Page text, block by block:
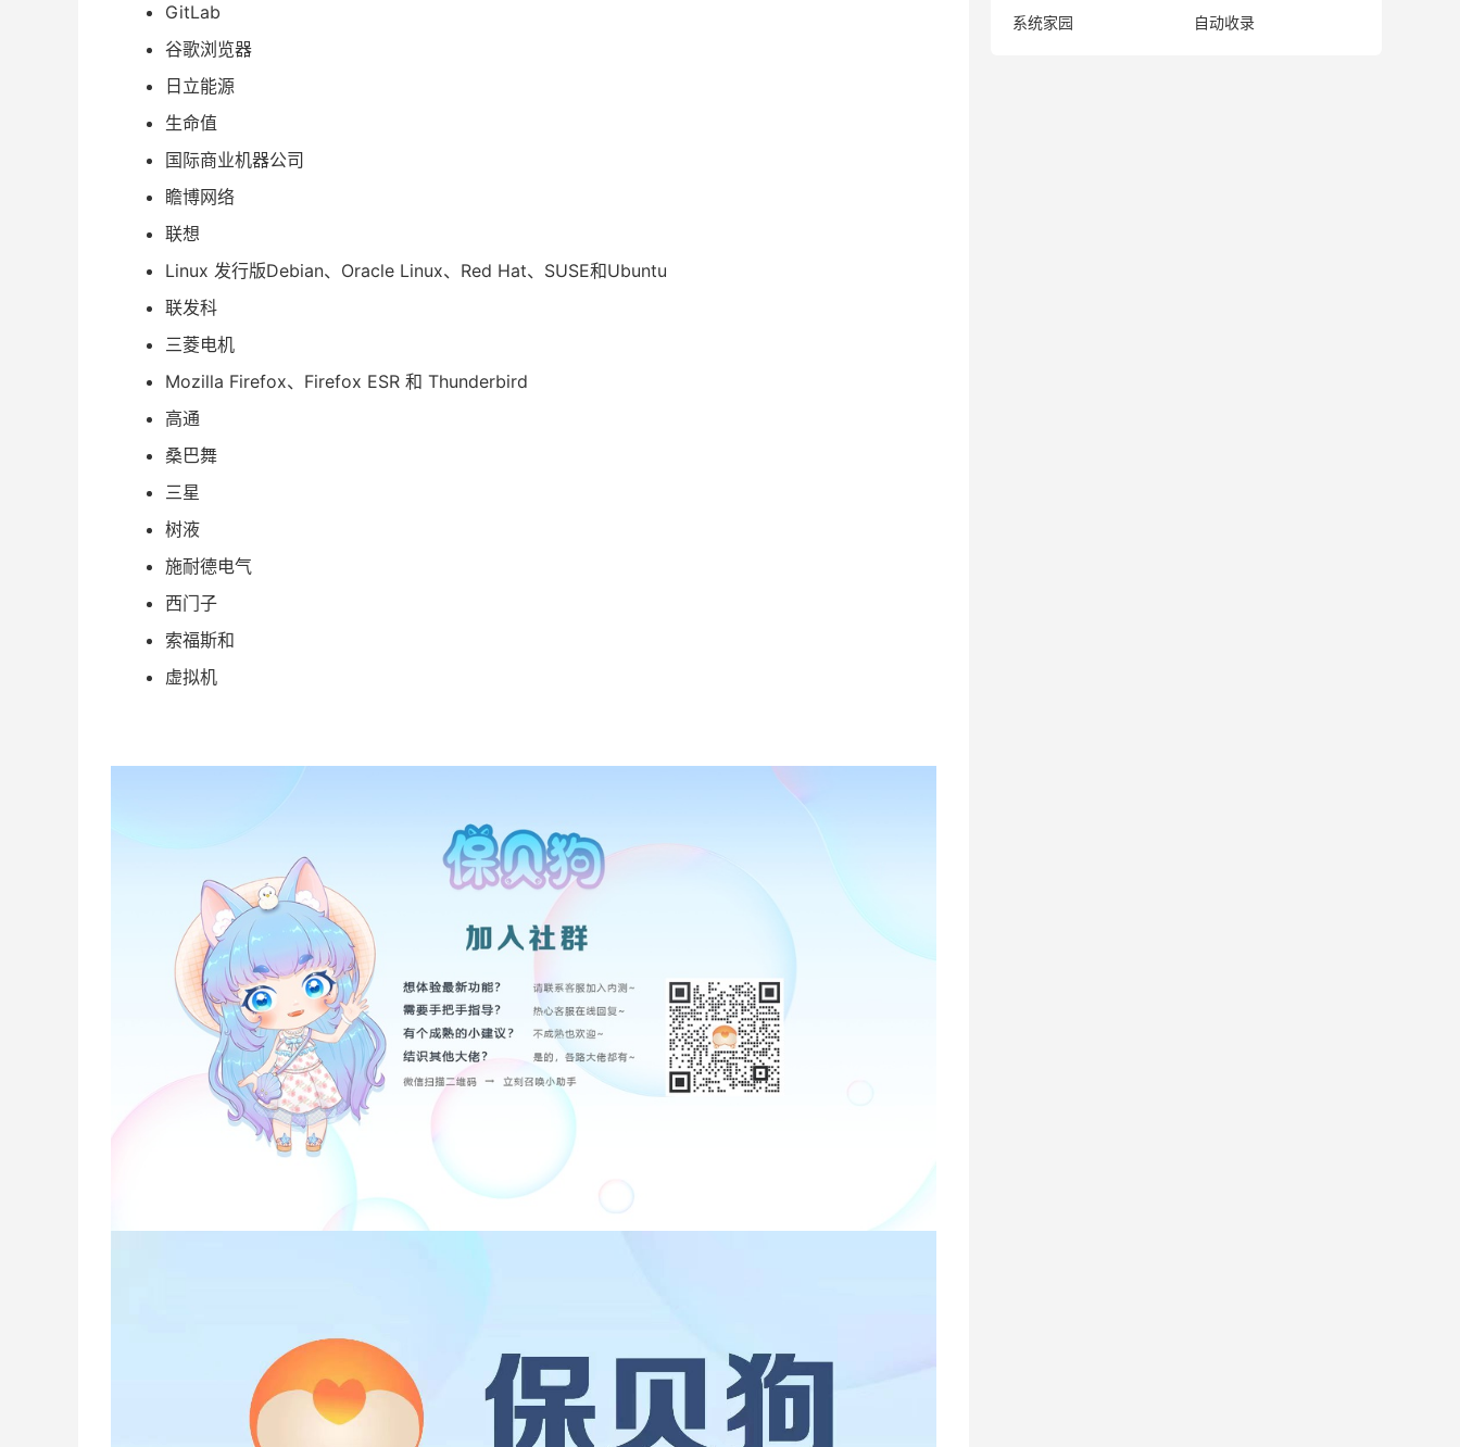
GitLab
谷歌浏览器
日立能源
生命值
国际商业机器公司
瞻博网络
联想
Linux 发行版Debian、Oracle Linux、Red Hat、SUSE和Ubuntu
联发科
三菱电机
Mozilla Firefox、Firefox ESR 和 Thunderbird
高通
桑巴舞
三星
树液
施耐德电气
西门子
索福斯和
虚拟机
系统家园
自动收录